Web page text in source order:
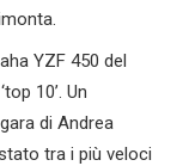
YZF 450 del
10’. Un
di Andrea
tra i più veloci